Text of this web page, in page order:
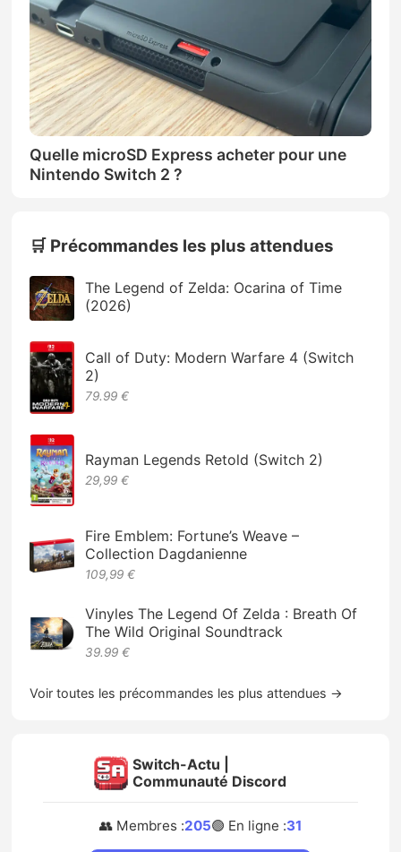
Quelle microSD Express acheter pour une
Nintendo Switch 2 ?
🛒 Précommandes les plus attendues
The Legend of Zelda: Ocarina of Time
(2026)
Call of Duty: Modern Warfare 4 (Switch
2)
79.99 €
Rayman Legends Retold (Switch 2)
29,99 €
Fire Emblem: Fortune’s Weave –
Collection Dagdanienne
109,99 €
Vinyles The Legend Of Zelda : Breath Of
The Wild Original Soundtrack
39.99 €
Voir toutes les précommandes les plus attendues →
Switch-Actu |
Communauté Discord
👥 Membres :205🟢 En ligne :31